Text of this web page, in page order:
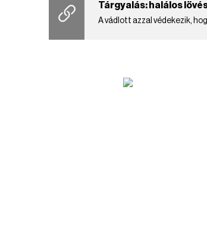
Tárgyalás: halálos
A vádlott azzal védekezik,